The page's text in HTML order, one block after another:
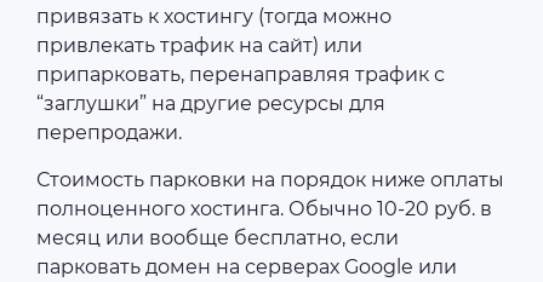
привязать к хостингу (тогда можно
привлекать трафик на сайт) или
припарковать, перенаправляя трафик с
“заглушки” на другие ресурсы для
перепродажи.
Стоимость парковки на порядок ниже оплаты
полноценного хостинга. Обычно 10-20 руб. в
месяц или вообще бесплатно, если
парковать домен на серверах Google или